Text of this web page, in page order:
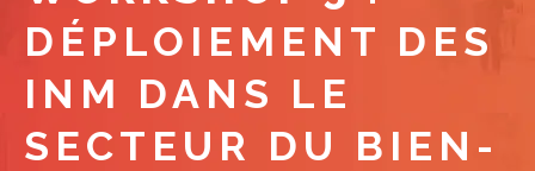
DÉPLOIEMENT DES
INM DANS LE
SECTEUR DU BIEN-